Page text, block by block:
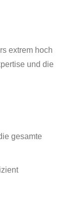
extrem hoch
und die
gesamte